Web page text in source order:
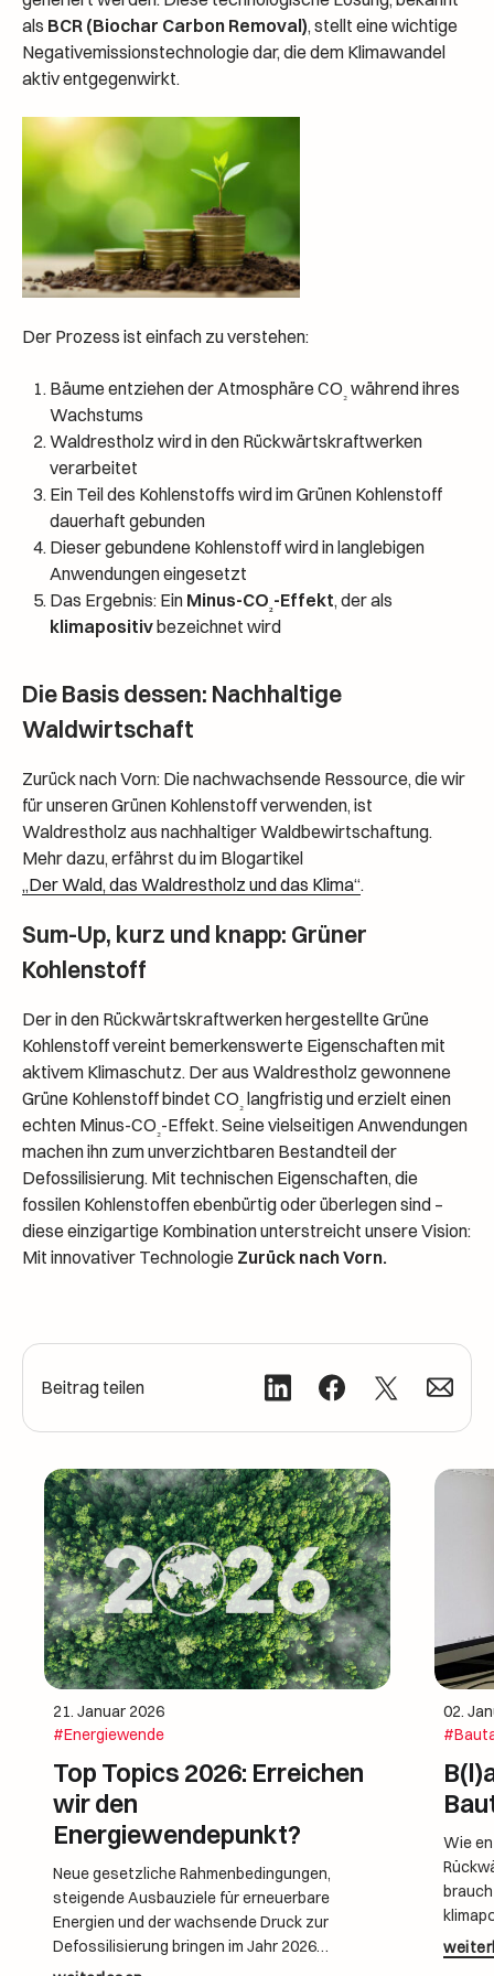
als BCR (Biochar Carbon Removal), stellt eine wichtige
Negativemissionstechnologie dar, die dem Klimawandel
aktiv entgegenwirkt.
Der Prozess ist einfach zu verstehen:
Bäume entziehen der Atmosphäre CO₂ während ihres
Wachstums
Waldrestholz wird in den Rückwärtskraftwerken
verarbeitet
Ein Teil des Kohlenstoffs wird im Grünen Kohlenstoff
dauerhaft gebunden
Dieser gebundene Kohlenstoff wird in langlebigen
Anwendungen eingesetzt
Das Ergebnis: Ein Minus-CO₂-Effekt, der als
klimapositivbezeichnet wird
Die Basis dessen: Nachhaltige
Waldwirtschaft
Zurück nach Vorn: Die nachwachsende Ressource, die wir
für unseren Grünen Kohlenstoff verwenden, ist
Waldrestholz aus nachhaltiger Waldbewirtschaftung.
Mehr dazu, erfährst du im Blogartikel
„Der Wald, das Waldrestholz und das Klima“.
Sum-Up, kurz und knapp: Grüner
Kohlenstoff
Der in den Rückwärtskraftwerken hergestellte Grüne
Kohlenstoff vereint bemerkenswerte Eigenschaften mit
aktivem Klimaschutz. Der aus Waldrestholz gewonnene
Grüne Kohlenstoff bindet CO₂ langfristig und erzielt einen
echten Minus-CO₂-Effekt. Seine vielseitigen Anwendungen
machen ihn zum unverzichtbaren Bestandteil der
Defossilisierung. Mit technischen Eigenschaften, die
fossilen Kohlenstoffen ebenbürtig oder überlegen sind –
diese einzigartige Kombination unterstreicht unsere Vision:
Mit innovativer Technologie Zurück nach Vorn.
Beitrag teilen
21. Januar 2026
#Energiewende
Top Topics 2026: Erreichen
wir den
Energiewendepunkt?
Neue gesetzliche Rahmenbedingungen,
steigende Ausbauziele für erneuerbare
Energien und der wachsende Druck zur
Defossilisierung bringen im Jahr 2026
Bewegung in die Energiebranche. Gleichzeitig
02.
Wie